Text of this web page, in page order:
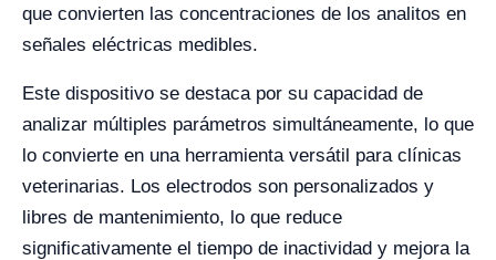
que convierten las concentraciones de los analitos en
señales eléctricas medibles.
Este dispositivo se destaca por su capacidad de
analizar múltiples parámetros simultáneamente, lo que
lo convierte en una herramienta versátil para clínicas
veterinarias. Los electrodos son personalizados y
libres de mantenimiento, lo que reduce
significativamente el tiempo de inactividad y mejora la